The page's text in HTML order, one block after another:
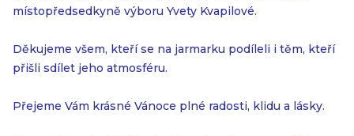
místopředsedkyně výboru Yvety Kvapilové.
Děkujeme všem, kteří se na jarmarku podíleli i těm, kteří
přišli sdílet jeho atmosféru.
Přejeme Vám krásné Vánoce plné radosti, klidu a lásky.